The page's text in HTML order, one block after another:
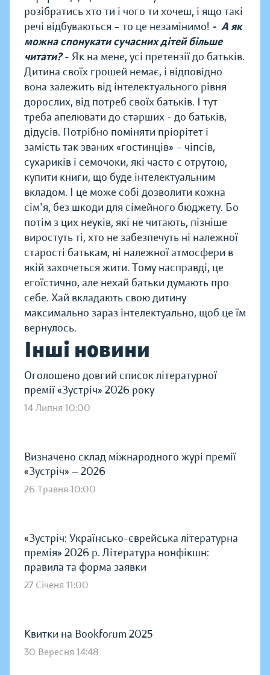
розібратись хто ти і чого ти хочеш, і ящо такі
речі відбуваються – то це незамінимо! - А як
можна спонукати сучасних дітей більше
читати?- Як на мене, усі претензії до батьків.
Дитина своїх грошей немає, і відповідно
вона залежить від інтелектуального рівня
дорослих, від потреб своїх батьків. І тут
треба апелювати до старших - до батьків,
дідусів. Потрібно поміняти пріорітет і
замість так званих «гостинців» – чіпсів,
сухариків і семочоки, які часто є отрутою,
купити книги, що буде інтелектуальним
вкладом. І це може собі дозволити кожна
сім'я, без шкоди для сімейного бюджету. Бо
потім з цих неуків, які не читають, пізніше
виростуть ті, хто не забезпечуть ні належної
старості батькам, ні належної атмосфери в
якій захочеться жити. Тому насправді, це
егоїстично, але нехай батьки думають про
себе. Хай вкладають свою дитину
максимально зараз інтелектуально, щоб це їм
вернулось.
Інші новини
Оголошено довгий список літературної
премії «Зустріч» 2026 року
14 Липня 10:00
Визначено склад міжнародного журі премії
«Зустріч» — 2026
26 Травня 10:00
«Зустріч: Українсько-єврейська літературна
премія» 2026 р. Література нонфікшн:
правила та форма заявки
27 Січеня 11:00
Квитки на Bookforum 2025
30 Вересня 14:48